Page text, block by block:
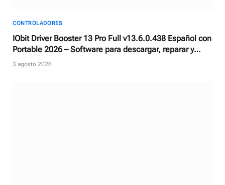
CONTROLADORES
IObit Driver Booster 13 Pro Full v13.6.0.438 Español con
Portable 2026 – Software para descargar, reparar y
actualizar controladores
3 agosto 2026